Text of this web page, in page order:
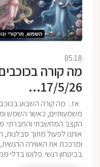
05.18
מה קורה
17/5/26...
אז.. מה קורה השבוע
משמעותיים, כאשר השמש
הקצב המחשבתי והחברתי.
אותנו לפעול מתוך סבלנות,
ומרככת את האווירה
בביטחון רגשי. פלוטו בדלי